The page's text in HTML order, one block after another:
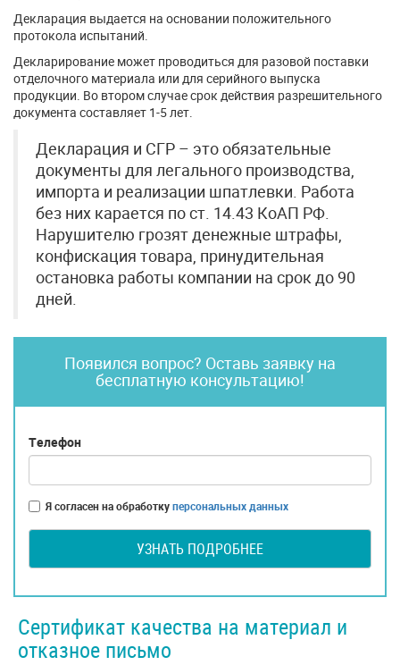
Декларация выдается на основании положительного
протокола испытаний.
Декларирование может проводиться для разовой поставки
отделочного материала или для серийного выпуска
продукции. Во втором случае срок действия разрешительного
документа составляет 1-5 лет.
Декларация и СГР – это обязательные
документы для легального производства,
импорта и реализации шпатлевки. Работа
без них карается по ст. 14.43 КоАП РФ.
Нарушителю грозят денежные штрафы,
конфискация товара, принудительная
остановка работы компании на срок до 90
дней.
Появился вопрос? Оставь заявку на
бесплатную консультацию!
Телефон
Я согласен на обработкуперсональных данных
УЗНАТЬ ПОДРОБНЕЕ
Сертификат качества на материал и
отказное письмо